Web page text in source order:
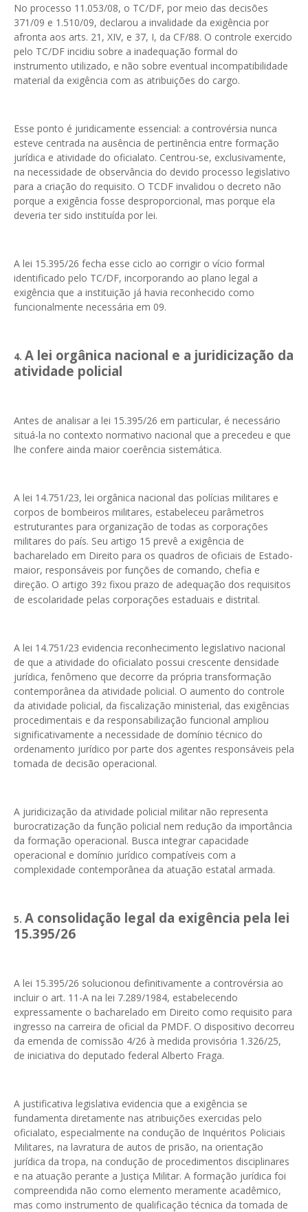
No processo 11.053/08, o TC/DF, por meio das decisões
371/09 e 1.510/09, declarou a invalidade da exigência por
afronta aos arts. 21, XIV, e 37, I, da CF/88. O controle exercido
pelo TC/DF incidiu sobre a inadequação formal do
instrumento utilizado, e não sobre eventual incompatibilidade
material da exigência com as atribuições do cargo.
Esse ponto é juridicamente essencial: a controvérsia nunca
esteve centrada na ausência de pertinência entre formação
jurídica e atividade do oficialato. Centrou-se, exclusivamente,
na necessidade de observância do devido processo legislativo
para a criação do requisito. O TCDF invalidou o decreto não
porque a exigência fosse desproporcional, mas porque ela
deveria ter sido instituída por lei.
A lei 15.395/26 fecha esse ciclo ao corrigir o vício formal
identificado pelo TC/DF, incorporando ao plano legal a
exigência que a instituição já havia reconhecido como
funcionalmente necessária em 09.
4. A lei orgânica nacional e a juridicização da
atividade policial
Antes de analisar a lei 15.395/26 em particular, é necessário
situá-la no contexto normativo nacional que a precedeu e que
lhe confere ainda maior coerência sistemática.
A lei 14.751/23, lei orgânica nacional das polícias militares e
corpos de bombeiros militares, estabeleceu parâmetros
estruturantes para organização de todas as corporações
militares do país. Seu artigo 15 prevê a exigência de
bacharelado em Direito para os quadros de oficiais de Estado-
maior, responsáveis por funções de comando, chefia e
direção. O artigo 392 fixou prazo de adequação dos requisitos
de escolaridade pelas corporações estaduais e distrital.
A lei 14.751/23 evidencia reconhecimento legislativo nacional
de que a atividade do oficialato possui crescente densidade
jurídica, fenômeno que decorre da própria transformação
contemporânea da atividade policial. O aumento do controle
da atividade policial, da fiscalização ministerial, das exigências
procedimentais e da responsabilização funcional ampliou
significativamente a necessidade de domínio técnico do
ordenamento jurídico por parte dos agentes responsáveis pela
tomada de decisão operacional.
A juridicização da atividade policial militar não representa
burocratização da função policial nem redução da importância
da formação operacional. Busca integrar capacidade
operacional e domínio jurídico compatíveis com a
complexidade contemporânea da atuação estatal armada.
5. A consolidação legal da exigência pela lei
15.395/26
A lei 15.395/26 solucionou definitivamente a controvérsia ao
incluir o art. 11-A na lei 7.289/1984, estabelecendo
expressamente o bacharelado em Direito como requisito para
ingresso na carreira de oficial da PMDF. O dispositivo decorreu
da emenda de comissão 4/26 à medida provisória 1.326/25,
de iniciativa do deputado federal Alberto Fraga.
A justificativa legislativa evidencia que a exigência se
fundamenta diretamente nas atribuições exercidas pelo
oficialato, especialmente na condução de Inquéritos Policiais
Militares, na lavratura de autos de prisão, na orientação
jurídica da tropa, na condução de procedimentos disciplinares
e na atuação perante a Justiça Militar. A formação jurídica foi
compreendida não como elemento meramente acadêmico,
mas como instrumento de qualificação técnica da tomada de